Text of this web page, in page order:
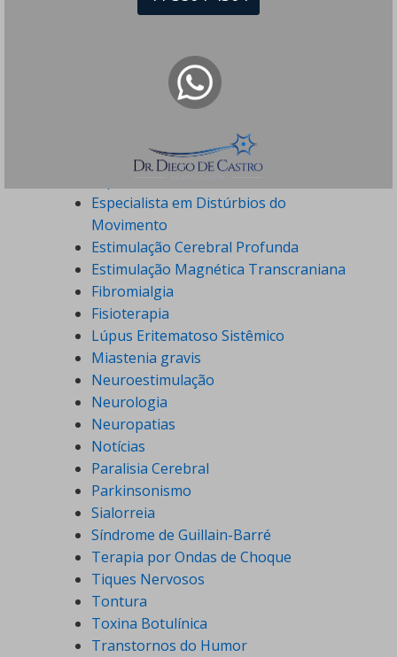
Dor Crônica
Dor de Cabeça
Eletroneuromiografia
Epilepsia
Especialista em Distúrbios do
Movimento
Estimulação Cerebral Profunda
Estimulação Magnética Transcraniana
Fibromialgia
Fisioterapia
Lúpus Eritematoso Sistêmico
Miastenia gravis
Neuroestimulação
Neurologia
Neuropatias
Notícias
Paralisia Cerebral
Parkinsonismo
Sialorreia
Síndrome de Guillain-Barré
Terapia por Ondas de Choque
Tiques Nervosos
Tontura
Toxina Botulínica
Transtornos do Humor